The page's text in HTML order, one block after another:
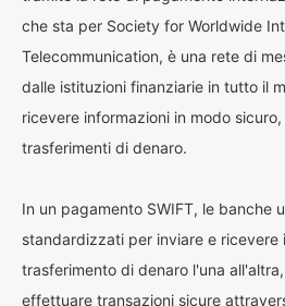
che sta per Society for Worldwide
Telecommunication, è una rete di
dalle istituzioni finanziarie in tutto il
ricevere informazioni in modo
trasferimenti di denaro.
In un pagamento SWIFT, le banche
standardizzati per inviare e ricevere
trasferimento di denaro l'una
effettuare transazioni sicure